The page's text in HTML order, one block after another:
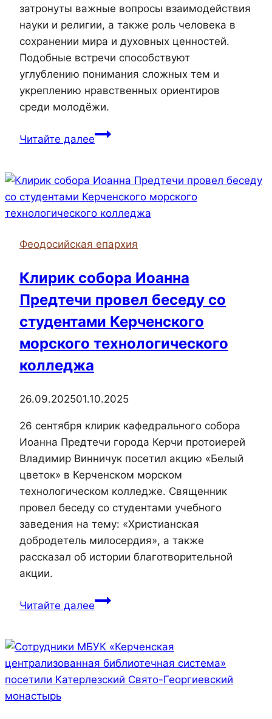
затронуты важные вопросы взаимодействия
науки и религии, а также роль человека в
сохранении мира и духовных ценностей.
Подобные встречи способствуют
углублению понимания сложных тем и
укреплению нравственных ориентиров
среди молодёжи.
Читайте далее22
храма
святителя
Алексия
села
иерей
Виктор
Жариков
посетил
занятие
важном»
Керченском
техническом
техникуме.
Феодосийская епархия
Клирик собора Иоанна
Предтечи провел беседу со
студентами Керченского
морского технологического
колледжа
26.09.202501.10.2025
26 сентября клирик кафедрального собора
Иоанна Предтечи города Керчи протоиерей
Владимир Винничук посетил акцию «Белый
цветок» в Керченском морском
технологическом колледже. Священник
провел беседу со студентами учебного
заведения на тему: «Христианская
добродетель милосердия», а также
рассказал об истории благотворительной
акции.
Читайте далееКлирик
Предтечи
провел
беседу